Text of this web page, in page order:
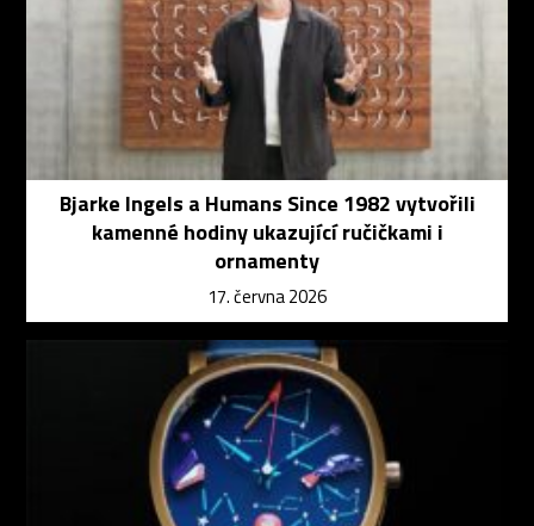
Bjarke Ingels a Humans Since 1982 vytvořili
kamenné hodiny ukazující ručičkami i
ornamenty
17. června 2026